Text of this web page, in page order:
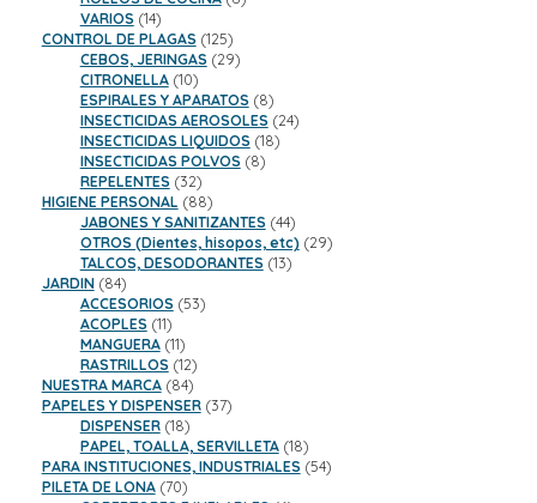
VARIOS 1414
productos
CONTROL DE PLAGAS 125125
productos
CEBOS, JERINGAS 2929
CITRONELLA 1010
productos
ESPIRALES Y APARATOS 88
productos
INSECTICIDAS AEROSOLES 2424
INSECTICIDAS LIQUIDOS 1818
INSECTICIDAS POLVOS 88
REPELENTES 3232
productos
HIGIENE PERSONAL 8888
productos
JABONES Y SANITIZANTES 4444
productos
OTROS (Dientes, hisopos, etc) 2929
TALCOS, DESODORANTES 1313
JARDIN 8484
productos
ACCESORIOS 5353
ACOPLES 1111
productos
MANGUERA 1111
productos
RASTRILLOS 1212
productos
NUESTRA MARCA 8484
productos
PAPELES Y DISPENSER 3737
DISPENSER 1818
productos
PAPEL, TOALLA, SERVILLETA 1818
productos
PARA INSTITUCIONES, INDUSTRIALES 5454
PILETA DE LONA 7070